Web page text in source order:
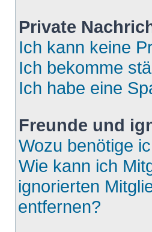
Private
Ich kann keine
Ich bekomme
Ich habe eine
Freunde und
Wozu benötige
Wie kann ich
ignorierten
entfernen?